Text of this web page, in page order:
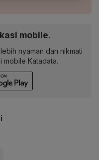
mobile.
nyaman dan nikmati
mobile Katadata.